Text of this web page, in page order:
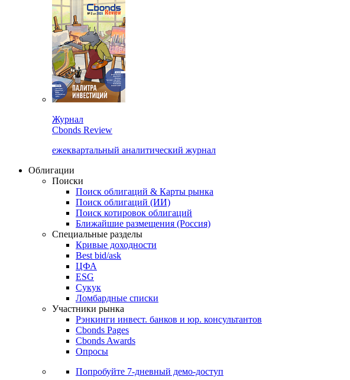
Журнал
Cbonds Review
ежеквартальный аналитический журнал
Облигации
Поиски
Поиск облигаций & Карты рынка
Поиск облигаций (ИИ)
Поиск котировок облигаций
Ближайшие размещения (Россия)
Специальные разделы
Кривые доходности
Best bid/ask
ЦФА
ESG
Сукук
Ломбардные списки
Участники рынка
Рэнкинги инвест. банков и юр. консультантов
Cbonds Pages
Cbonds Awards
Опросы
Попробуйте 7-дневный демо-доступ